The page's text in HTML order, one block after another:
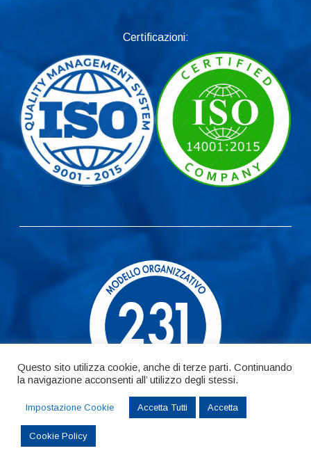
Certificazioni:
Questo sito utilizza cookie, anche di terze parti. Continuando
la navigazione acconsenti all’ utilizzo degli stessi.
Impostazione Cookie Accetta Tutti Accetta
Cookie Policy